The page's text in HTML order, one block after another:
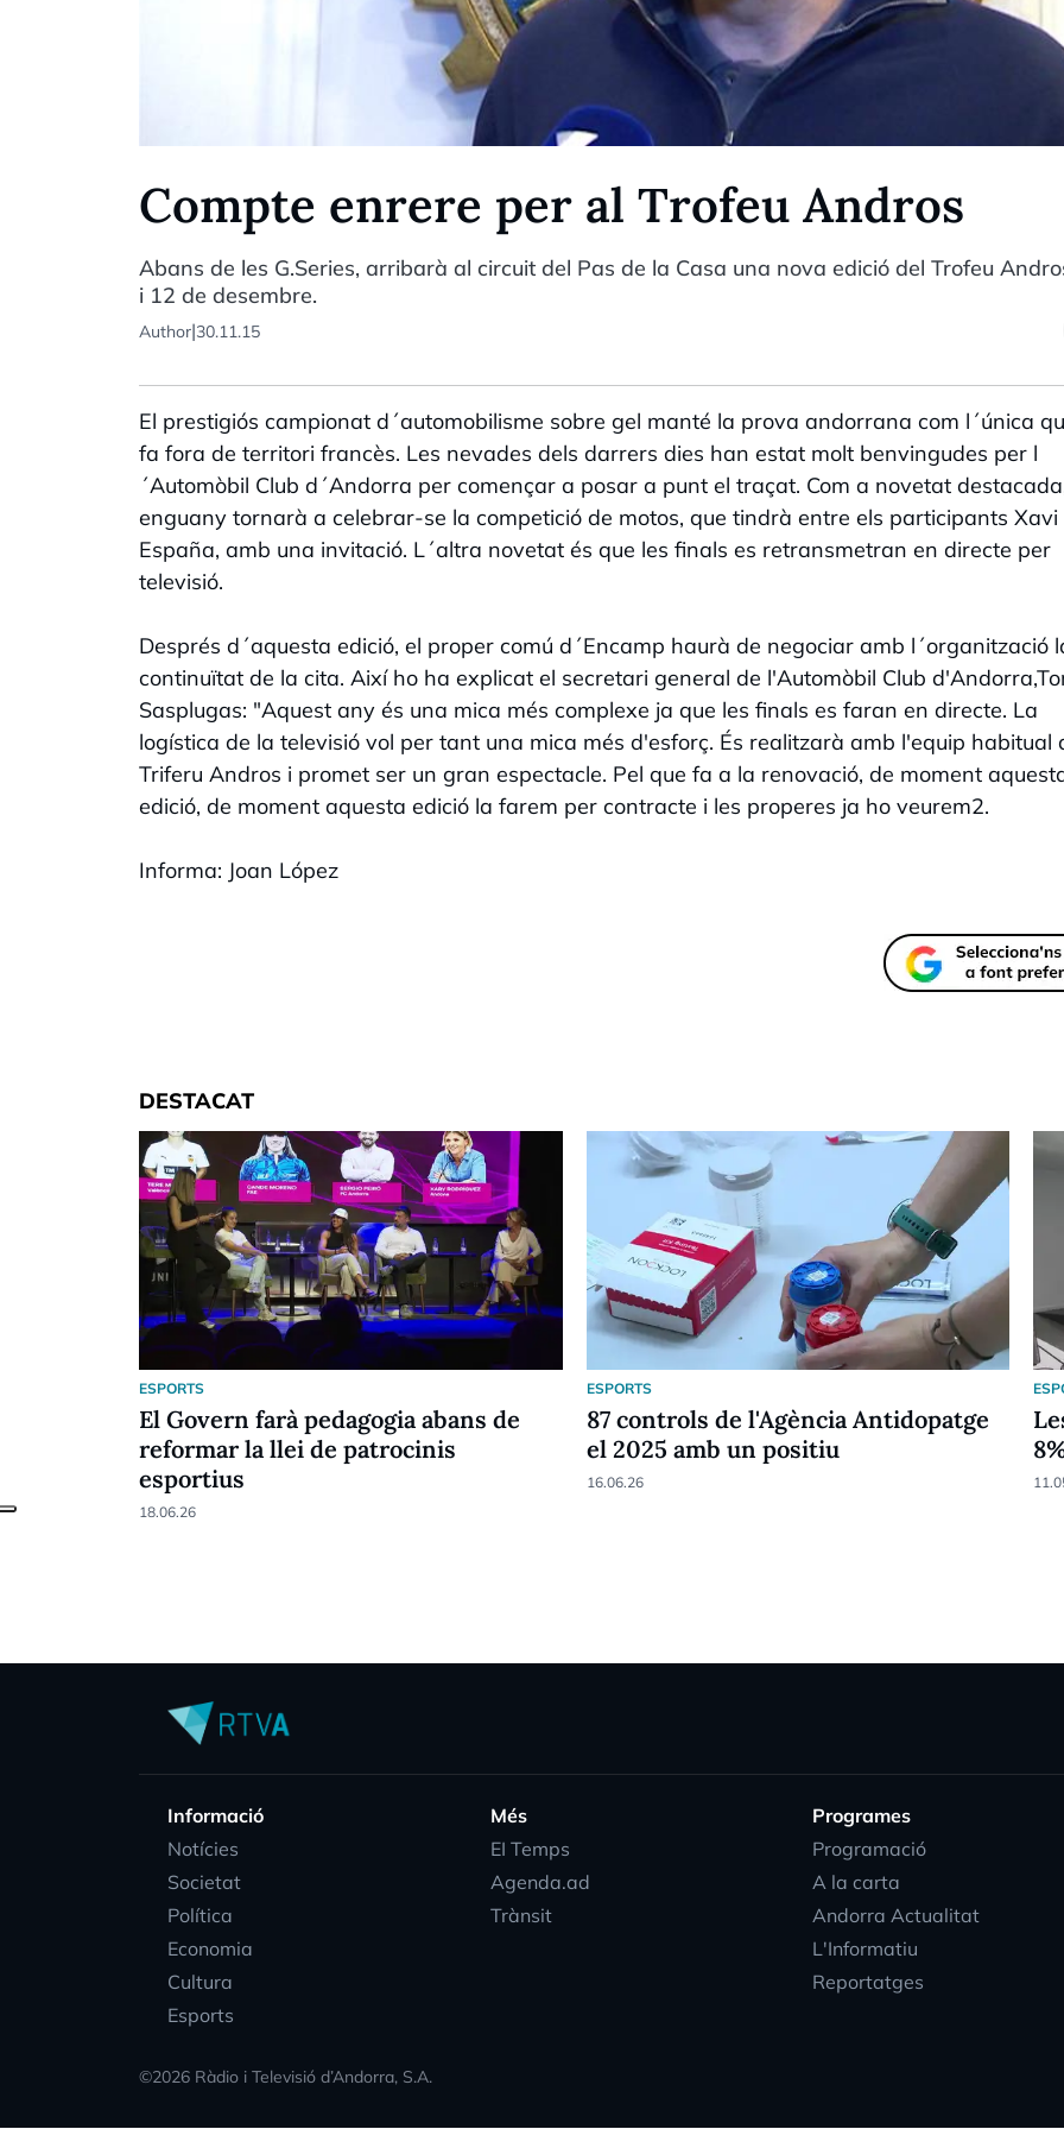
Compte enrere per al Trofeu Andros
Abans de les G.Series, arribarà al circuit del Pas de la Casa una nova edició del Trofeu
i 12 de desembre.
Author|30.11.15
El prestigiós campionat d´automobilisme sobre gel manté la prova andorrana com l´única
fa fora de territori francès. Les nevades dels darrers dies han estat molt benvingudes per l
´Automòbil Club d´Andorra per començar a posar a punt el traçat. Com a novetat
enguany tornarà a celebrar-se la competició de motos, que tindrà entre els participants Xavi
España, amb una invitació. L´altra novetat és que les finals es retransmetran en directe per
televisió.
Després d´aquesta edició, el proper comú d´Encamp haurà de negociar amb l´organització
continuïtat de la cita. Així ho ha explicat el secretari general de l'Automòbil Club
Sasplugas: "Aquest any és una mica més complexe ja que les finals es faran en directe. La
logística de la televisió vol per tant una mica més d'esforç. És realitzarà amb l'equip habitual
Triferu Andros i promet ser un gran espectacle. Pel que fa a la renovació, de moment
edició, de moment aquesta edició la farem per contracte i les properes ja ho veurem2.
Informa: Joan López
DESTACAT
ESPORTS
El Govern farà pedagogia abans de
reformar la llei de patrocinis
esportius
18.06.26
ESPORTS
87 controls de l'Agència Antidopatge
el 2025 amb un positiu
16.06.26
Informació
Notícies
Societat
Política
Economia
Cultura
Esports
Més
EI Temps
Agenda.ad
Trànsit
Programes
Programació
A la carta
Andorra Actualitat
L'Informatiu
Reportatges
©2026 Ràdio i Televisió d’Andorra, S.A.